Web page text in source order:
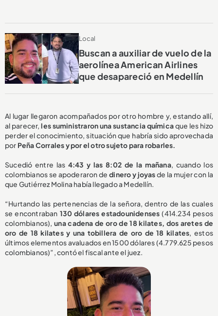
Local
Buscan a auxiliar de vuelo de la
aerolínea American Airlines
que desapareció en Medellín
Al lugar llegaron acompañados por otro hombre y, estando allí,
al parecer,les suministraron una sustancia químicaque les hizo
perder el conocimiento, situación que habría sido aprovechada
por Peña Corrales y por el otro sujeto para robarles.
Sucedió entre las 4:43 y las 8:02 de la mañana, cuando los
colombianos se apoderaron dedinero y joyasde la mujer con la
que Gutiérrez Molina había llegado a Medellín.
“Hurtando las pertenencias de la señora, dentro de las cuales
se encontraban 130 dólares estadounidenses (414.234 pesos
colombianos),una cadena de oro de 18 kilates, dos aretes de
oro de 18 kilates y una tobillera de oro de 18 kilates, estos
últimos elementos avaluados en 1500 dólares (4.779.625 pesos
colombianos)”, contó el fiscal ante el juez.